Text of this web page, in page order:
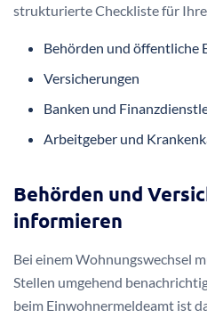
strukturierte Checkliste für
Behörden und öffentliche
Versicherungen
Banken und
Arbeitgeber und
Behörden und
informieren
Bei einem Wohnungswechsel
Stellen umgehend
beim Einwohnermeldeamt ist